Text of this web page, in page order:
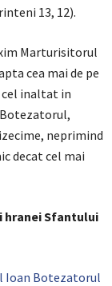
13, 12).
Marturisitorul
cea mai de pe
cel inaltat in
Botezatorul,
neprimind
decat cel mai
hranei Sfantului
Ioan Botezatorul